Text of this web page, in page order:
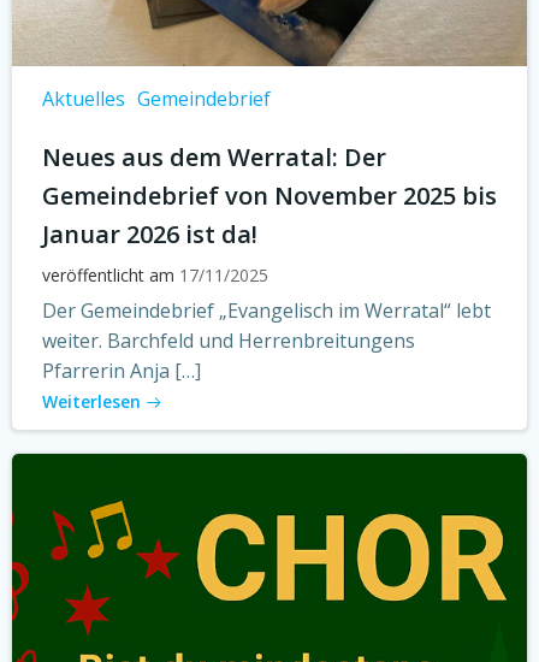
Aktuelles Gemeindebrief
Neues aus dem Werratal: Der
Gemeindebrief von November 2025 bis
Januar 2026 ist da!
veröffentlicht am 17/11/2025
Der Gemeindebrief „Evangelisch im Werratal“ lebt
weiter. Barchfeld und Herrenbreitungens
Pfarrerin Anja […]
Weiterlesen